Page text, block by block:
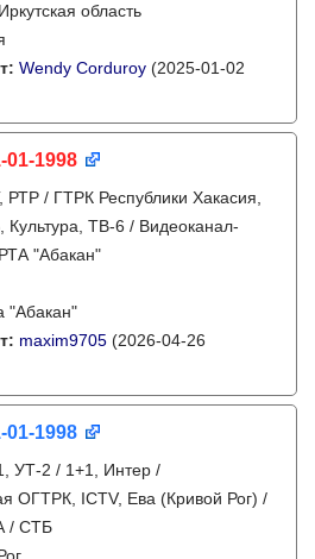
область
Wendy Corduroy (2025-01-02
01-1998
РТР / ГТРК Республики Хакасия,
Культура, ТВ-6 / Видеоканал-
"Абакан"
"Абакан"
maxim9705 (2026-04-26
01-1998
УТ-2 / 1+1, Интер /
ОГТРК, ICTV, Ева (Кривой Рог) /
/ СТБ